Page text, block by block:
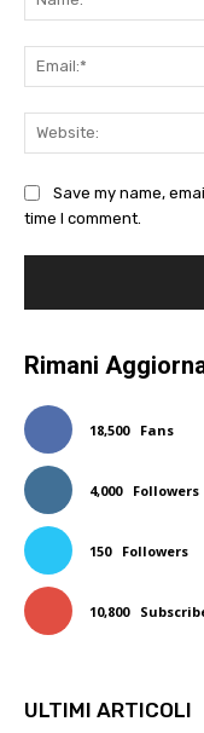
Save my name,
time I comment.
Rimani
18,500 Fans
4,000 Followers
150 Followers
10,800
ULTIMI ARTICOLI